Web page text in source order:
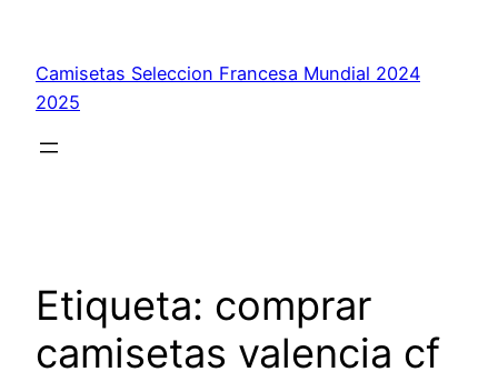
contenido
Camisetas Seleccion Francesa Mundial 2024
2025
Etiqueta: comprar
camisetas valencia cf